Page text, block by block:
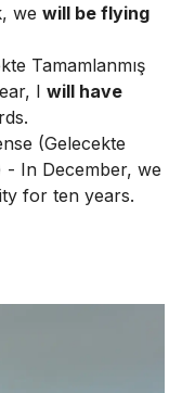
we will be flying
Tamamlanmış
I will have
(Gelecekte
- In December, we
for ten years.